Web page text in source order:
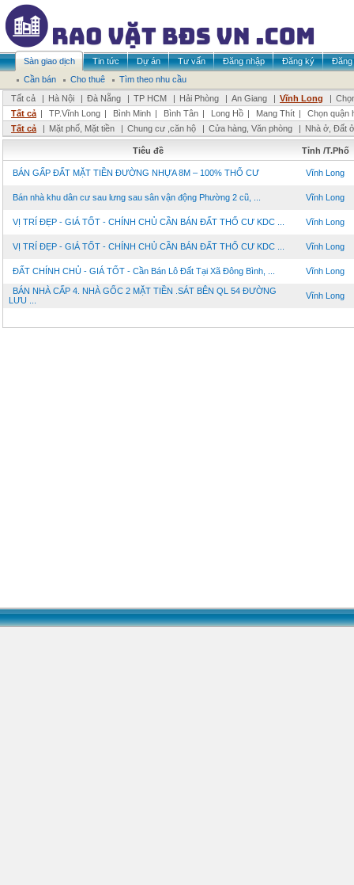
Sàn giao dịch Tin tức Dự án Tư vấn Đăng nhập Đăng ký
Đăng
Cần bán
Cho thuê
Tìm theo nhu cầu
Tất cả
| Hà Nội | Đà Nẵng | TP HCM | Hải Phòng | An Giang | Vĩnh Long |
Tất cả | TP.Vĩnh Long | Bình Minh | Bình Tân | Long Hồ | Mang Thít |
Chọn quận
Tất cả
| Mặt phố, Mặt tiền | Chung cư ,căn hộ | Cửa hàng, Văn phòng | Nhà ở, Đất ở
Tiêu đề Tỉnh /T.Phố
BÁN GẤP ĐẤT MẶT TIỀN ĐƯỜNG NHỰA 8M – 100% THỔ CƯ Vĩnh Long
Bán nhà khu dân cư sau lưng sau sân vận động Phường 2 cũ, ... Vĩnh Long
VỊ TRÍ ĐẸP - GIÁ TỐT - CHÍNH CHỦ CẦN BÁN ĐẤT THỔ CƯ KDC ... Vĩnh Long
VỊ TRÍ ĐẸP - GIÁ TỐT - CHÍNH CHỦ CẦN BÁN ĐẤT THỔ CƯ KDC ... Vĩnh Long
ĐẤT CHÍNH CHỦ - GIÁ TỐT - Cần Bán Lô Đất Tại Xã Đông Bình, ... Vĩnh Long
BÁN NHÀ CẤP 4. NHÀ GỐC 2 MẶT TIỀN .SÁT BÊN QL 54 ĐƯỜNG
LƯU ...
Vĩnh Long